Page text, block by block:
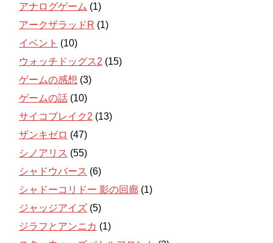
アナログゲーム (1)
アークザラッドR (1)
イベント (10)
ウォッチドッグス2 (15)
ゲームの感想 (3)
ゲームの話 (10)
サイコブレイク2 (13)
ザンキゼロ (47)
シノアリス (55)
シャドウバース (6)
シャドーコリドー 影の回廊 (1)
ジャッジアイズ (5)
ジラフとアンニカ (1)